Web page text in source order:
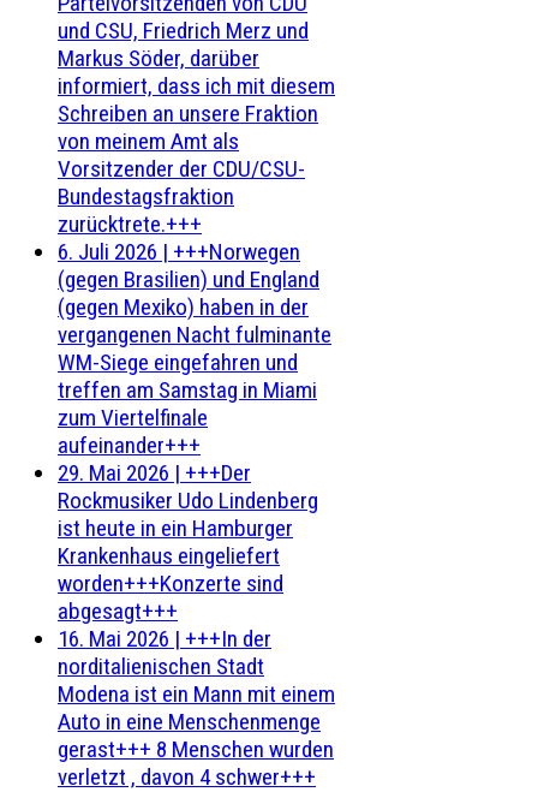
und CSU, Friedrich Merz und
Markus Söder, darüber
informiert, dass ich mit diesem
Schreiben an unsere Fraktion
von meinem Amt als
Vorsitzender der CDU/CSU-
Bundestagsfraktion
zurücktrete.+++
6. Juli 2026 | +++Norwegen
(gegen Brasilien) und England
(gegen Mexiko) haben in der
vergangenen Nacht fulminante
WM-Siege eingefahren und
treffen am Samstag in Miami
zum Viertelfinale
aufeinander+++
29. Mai 2026 | +++Der
Rockmusiker Udo Lindenberg
ist heute in ein Hamburger
Krankenhaus eingeliefert
worden+++Konzerte sind
abgesagt+++
16. Mai 2026 | +++In der
norditalienischen Stadt
Modena ist ein Mann mit einem
Auto in eine Menschenmenge
gerast+++ 8 Menschen wurden
verletzt , davon 4 schwer+++